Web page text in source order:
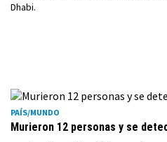
Dhabi.
PAÍS/MUNDO
Murieron 12 personas y se